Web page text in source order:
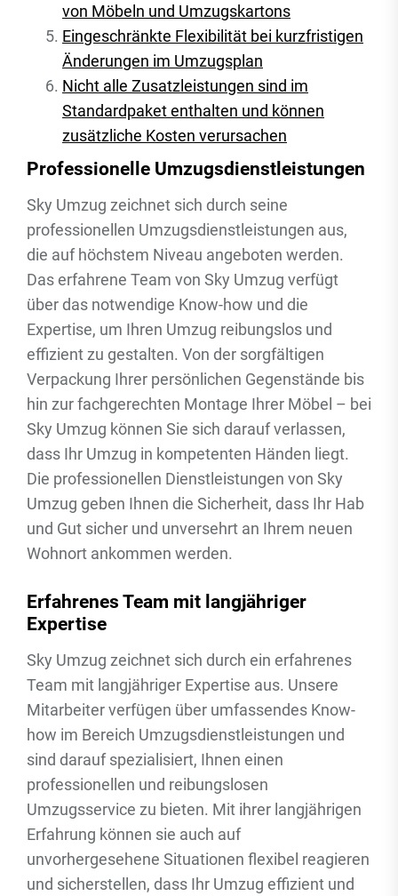
von Möbeln und Umzugskartons
Eingeschränkte Flexibilität bei kurzfristigen
Änderungen im Umzugsplan
Nicht alle Zusatzleistungen sind im
Standardpaket enthalten und können
zusätzliche Kosten verursachen
Professionelle Umzugsdienstleistungen
Sky Umzug zeichnet sich durch seine
professionellen Umzugsdienstleistungen aus,
die auf höchstem Niveau angeboten werden.
Das erfahrene Team von Sky Umzug verfügt
über das notwendige Know-how und die
Expertise, um Ihren Umzug reibungslos und
effizient zu gestalten. Von der sorgfältigen
Verpackung Ihrer persönlichen Gegenstände bis
hin zur fachgerechten Montage Ihrer Möbel – bei
Sky Umzug können Sie sich darauf verlassen,
dass Ihr Umzug in kompetenten Händen liegt.
Die professionellen Dienstleistungen von Sky
Umzug geben Ihnen die Sicherheit, dass Ihr Hab
und Gut sicher und unversehrt an Ihrem neuen
Wohnort ankommen werden.
Erfahrenes Team mit langjähriger
Expertise
Sky Umzug zeichnet sich durch ein erfahrenes
Team mit langjähriger Expertise aus. Unsere
Mitarbeiter verfügen über umfassendes Know-
how im Bereich Umzugsdienstleistungen und
sind darauf spezialisiert, Ihnen einen
professionellen und reibungslosen
Umzugsservice zu bieten. Mit ihrer langjährigen
Erfahrung können sie auch auf
unvorhergesehene Situationen flexibel reagieren
und sicherstellen, dass Ihr Umzug effizient und